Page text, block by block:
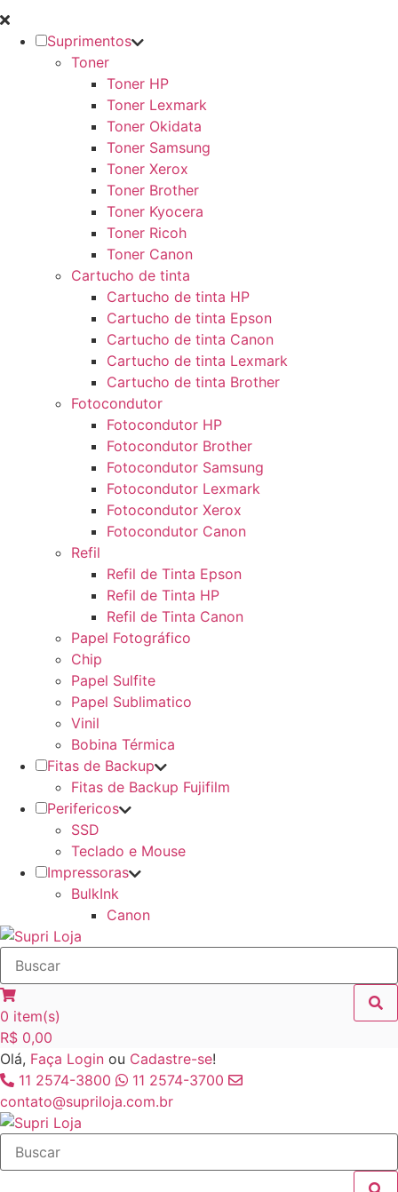
Suprimentos
Toner
Toner HP
Toner Lexmark
Toner Okidata
Toner Samsung
Toner Xerox
Toner Brother
Toner Kyocera
Toner Ricoh
Toner Canon
Cartucho de tinta
Cartucho de tinta HP
Cartucho de tinta Epson
Cartucho de tinta Canon
Cartucho de tinta Lexmark
Cartucho de tinta Brother
Fotocondutor
Fotocondutor HP
Fotocondutor Brother
Fotocondutor Samsung
Fotocondutor Lexmark
Fotocondutor Xerox
Fotocondutor Canon
Refil
Refil de Tinta Epson
Refil de Tinta HP
Refil de Tinta Canon
Papel Fotográfico
Chip
Papel Sulfite
Papel Sublimatico
Vinil
Bobina Térmica
Fitas de Backup
Fitas de Backup Fujifilm
Perifericos
SSD
Teclado e Mouse
Impressoras
BulkInk
Canon
0 item(s)
R$ 0,00
Olá, Faça Login ou Cadastre-se!
11 2574-3800
11 2574-3700
contato@supriloja.com.br